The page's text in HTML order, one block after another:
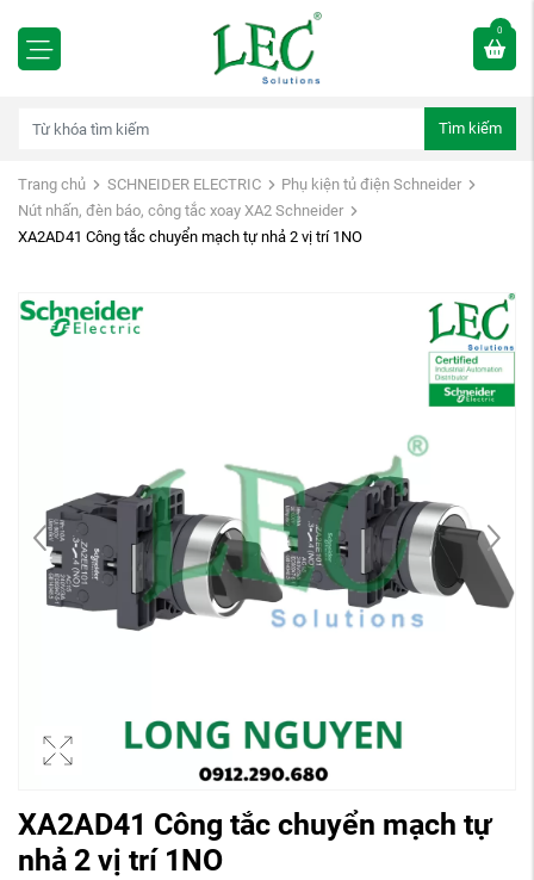
0
Tìm kiếm
Trang chủ SCHNEIDER ELECTRIC
Phụ kiện tủ điện Schneider
Nút nhấn, đèn báo, công tắc xoay XA2 Schneider
XA2AD41 Công tắc chuyển mạch tự nhả 2 vị trí 1NO
XA2AD41 Công tắc chuyển mạch tự
nhả 2 vị trí 1NO